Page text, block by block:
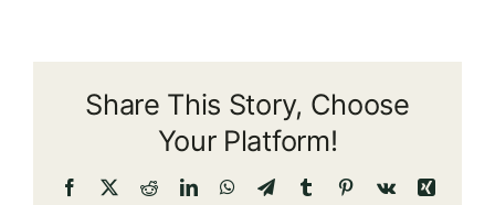
an?
Share This Story, Choose
Your Platform!
Facebook
X RedditLinkedInWhatsApp
TelegramTumblrPinterest
Vk
Xing